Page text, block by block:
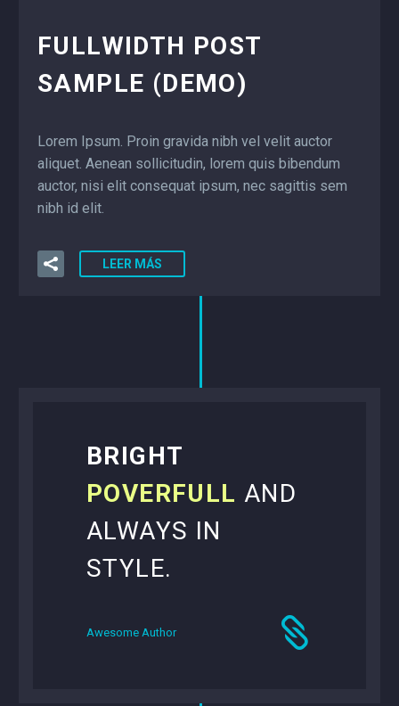
FULLWIDTH POST
SAMPLE (DEMO)
Lorem Ipsum. Proin gravida nibh vel velit auctor
aliquet. Aenean sollicitudin, lorem quis bibendum
auctor, nisi elit consequat ipsum, nec sagittis sem
nibh id elit.
LEER MÁS
BRIGHT
POVERFULL AND
ALWAYS IN
STYLE.
Awesome Author